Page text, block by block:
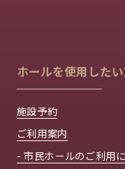
ホールを使用した
施設予約
ご利用案内
- 市民ホールのご利用